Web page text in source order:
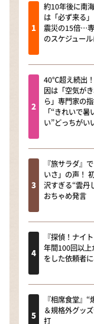
約10年後に南
は「必ず来る
震災の15倍…
のスケジュール
40℃超え続出
因は「空気が
ら」専門家の
「“きれいで
い”どっちがい
『旅サラダ』
いさ」の声！
沢すぎる“雲丹
おちゃめ発言
『探偵！ナイ
年間100回以上
をした依頼者
『相席食堂』
＆規格外グッ
打